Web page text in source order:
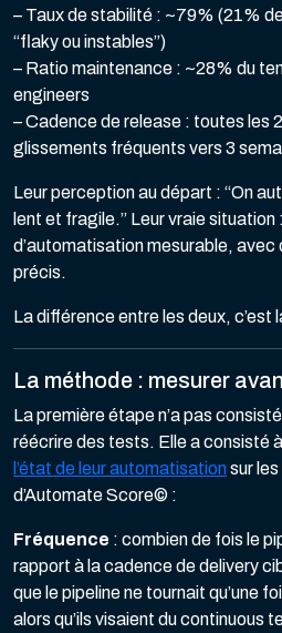
– Taux de stabilité : ~79% (21%
“flaky ou instables”)
– Ratio maintenance : ~28% du
engineers
– Cadence de release : toutes les
glissements fréquents vers 3
Leur perception au départ : “On
lent et fragile.” Leur vraie situation
d’automatisation mesurable, avec
précis.
La différence entre les deux, c’est
La méthode : mesurer
La première étape n’a pas
réécrire des tests. Elle a consisté à
l’état de leur automatisationsur
d’Automate Score© :
Fréquence : combien de fois le
rapport à la cadence de delivery
que le pipeline ne tournait qu’une
alors qu’ils visaient du continuous